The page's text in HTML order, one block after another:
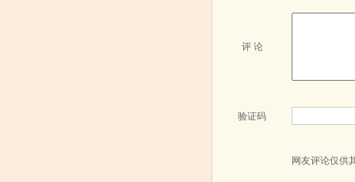
评 论
验证码
网友评论仅供